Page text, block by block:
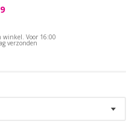
winkel. Voor 16:00
verzonden